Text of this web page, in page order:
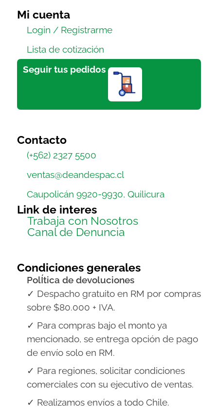
Mi cuenta
Login / Registrarme
Lista de cotización
Seguir tus pedidos
Contacto
(+562) 2327 5500
ventas@deandespac.cl
Caupolicán 9920-9930, Quilicura
Link de interes
Trabaja con Nosotros
Canal de Denuncia
Condiciones generales
PolÍtica de devoluciones
✓ Despacho gratuito en RM por compras
sobre $80.000 + IVA.
✓ Para compras bajo el monto ya
mencionado, se entrega opción de pago
de envío solo en RM.
✓ Para regiones, solicitar condiciones
comerciales con su ejecutivo de ventas.
✓ Realizamos envíos a todo Chile.